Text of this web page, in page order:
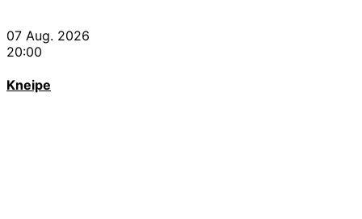
07 Aug. 2026
20:00
Kneipe